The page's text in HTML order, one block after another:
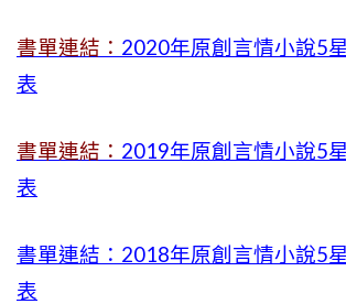
書單連結： 2020年原創言情小說5
表
書單連結： 2019年原創言情小說5
表
書單連結：2018年原創言情小說5
表